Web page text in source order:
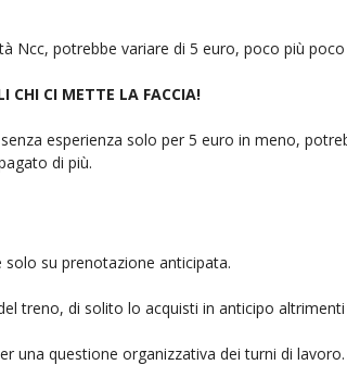
Ncc, potrebbe variare di 5 euro, poco più
CHI CI METTE LA FACCIA!
esperienza solo per 5 euro in meno,
di più.
solo su prenotazione anticipata.
treno, di solito lo acquisti in anticipo
una questione organizzativa dei turni di lavoro.